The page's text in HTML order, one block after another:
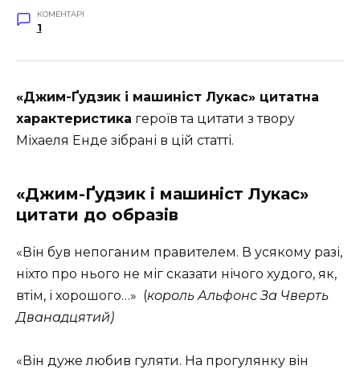
КОМЕНТАРІ
1
«Джим-Ґудзик і машиніст Лукас» цитатна
характеристика героїв та цитати з твору
Міхаеля Енде зібрані в цій статті.
«Джим-Ґудзик і машиніст Лукас»
цитати до образів
«Він був непоганим правителем. В усякому разі,
ніхто про нього не міг сказати нічого худого, як,
втім, і хорошого…» (король Альфонс За Чверть
Дванадцятий)
«Він дуже любив гуляти. На прогулянку він